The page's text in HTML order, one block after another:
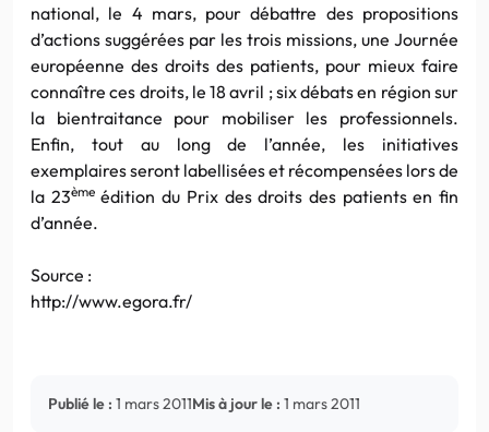
national, le 4 mars, pour débattre des propositions
d’actions suggérées par les trois missions, une Journée
européenne des droits des patients, pour mieux faire
connaître ces droits, le 18 avril ; six débats en région sur
la bientraitance pour mobiliser les professionnels.
Enfin, tout au long de l’année, les initiatives
exemplaires seront labellisées et récompensées lors de
la 23èmeédition du Prix des droits des patients en fin
d’année.
Source :
http://www.egora.fr/
Publié le : 1 mars 2011Mis à jour le : 1 mars 2011